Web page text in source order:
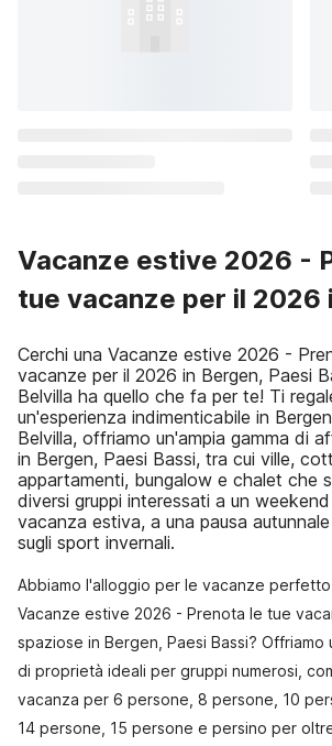
Vacanze estive 2026 -
tue vacanze per il 2026
Cerchi una Vacanze estive 2026 -
vacanze per il 2026 in Bergen, Paesi
Belvilla ha quello che fa per te! Ti
un'esperienza indimenticabile in
Belvilla, offriamo un'ampia gamma di
in Bergen, Paesi Bassi, tra cui ville,
appartamenti, bungalow e chalet che
diversi gruppi interessati a un
vacanza estiva, a una pausa
sugli sport invernali.
Abbiamo l'alloggio per le vacanze
Vacanze estive 2026 - Prenota le tue
spaziose in Bergen, Paesi Bassi? Offriamo
di proprietà ideali per gruppi numerosi,
vacanza per 6 persone, 8 persone, 10
14 persone, 15 persone e persino per